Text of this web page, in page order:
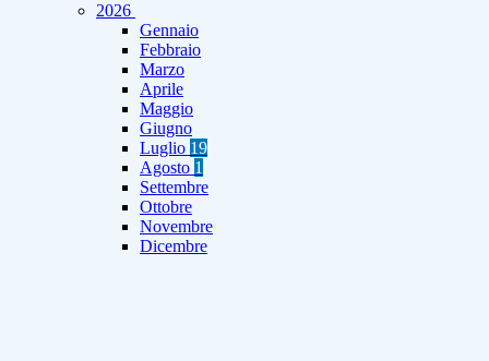
2026
Gennaio
Febbraio
Marzo
Aprile
Maggio
Giugno
Luglio 19
Agosto 1
Settembre
Ottobre
Novembre
Dicembre